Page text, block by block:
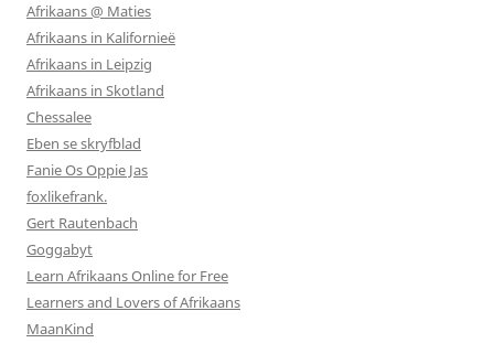
Afrikaans @ Maties
Afrikaans in Kalifornieë
Afrikaans in Leipzig
Afrikaans in Skotland
Chessalee
Eben se skryfblad
Fanie Os Oppie Jas
foxlikefrank.
Gert Rautenbach
Goggabyt
Learn Afrikaans Online for Free
Learners and Lovers of Afrikaans
MaanKind